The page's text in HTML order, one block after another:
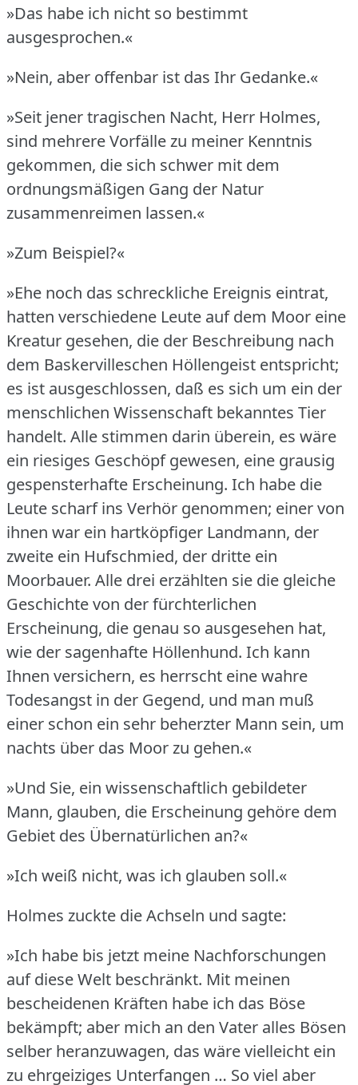
»Das habe ich nicht so bestimmt
ausgesprochen.«
»Nein, aber offenbar ist das Ihr Gedanke.«
»Seit jener tragischen Nacht, Herr Holmes,
sind mehrere Vorfälle zu meiner Kenntnis
gekommen, die sich schwer mit dem
ordnungsmäßigen Gang der Natur
zusammenreimen lassen.«
»Zum Beispiel?«
»Ehe noch das schreckliche Ereignis eintrat,
hatten verschiedene Leute auf dem Moor eine
Kreatur gesehen, die der Beschreibung nach
dem Baskervilleschen Höllengeist entspricht;
es ist ausgeschlossen, daß es sich um ein der
menschlichen Wissenschaft bekanntes Tier
handelt. Alle stimmen darin überein, es wäre
ein riesiges Geschöpf gewesen, eine grausig
gespensterhafte Erscheinung. Ich habe die
Leute scharf ins Verhör genommen; einer von
ihnen war ein hartköpfiger Landmann, der
zweite ein Hufschmied, der dritte ein
Moorbauer. Alle drei erzählten sie die gleiche
Geschichte von der fürchterlichen
Erscheinung, die genau so ausgesehen hat,
wie der sagenhafte Höllenhund. Ich kann
Ihnen versichern, es herrscht eine wahre
Todesangst in der Gegend, und man muß
einer schon ein sehr beherzter Mann sein, um
nachts über das Moor zu gehen.«
»Und Sie, ein wissenschaftlich gebildeter
Mann, glauben, die Erscheinung gehöre dem
Gebiet des Übernatürlichen an?«
»Ich weiß nicht, was ich glauben soll.«
Holmes zuckte die Achseln und sagte:
»Ich habe bis jetzt meine Nachforschungen
auf diese Welt beschränkt. Mit meinen
bescheidenen Kräften habe ich das Böse
bekämpft; aber mich an den Vater alles Bösen
selber heranzuwagen, das wäre vielleicht ein
zu ehrgeiziges Unterfangen … So viel aber